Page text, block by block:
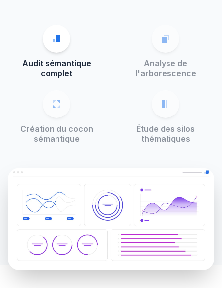
Audit sémantique
complet
Analyse de
l'arborescence
Création du cocon
sémantique
Étude des silos
thématiques